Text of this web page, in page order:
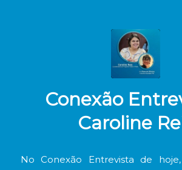
Conexão
Caroline
No Conexão Entrevista de